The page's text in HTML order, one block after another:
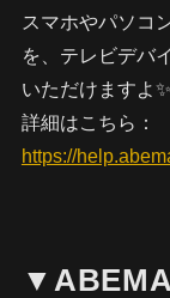
スマホやパソコ
を、テレビデバ
いただけますよ
詳細はこちら：
https://